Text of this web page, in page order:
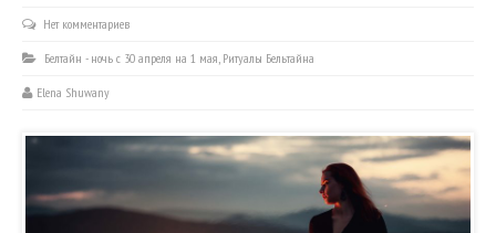
Нет комментариев
Белтайн - ночь с 30 апреля на 1 мая, Ритуалы Бельтайна
Elena Shuwany